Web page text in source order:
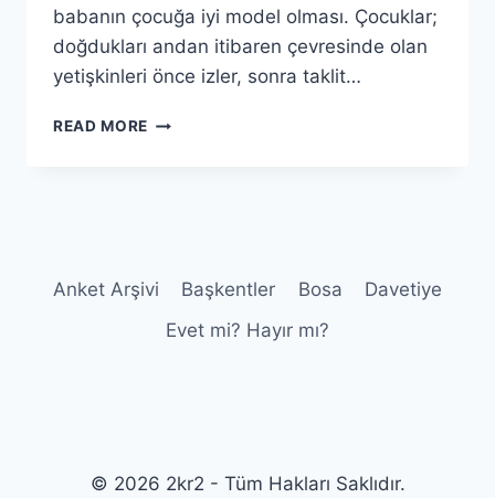
babanın çocuğa iyi model olması. Çocuklar;
doğdukları andan itibaren çevresinde olan
yetişkinleri önce izler, sonra taklit…
READ MORE 6
Anket Arşivi Başkentler Bosa
Davetiye
Evet mi? Hayır mı?
© 2026 2kr2 - Tüm Hakları Saklıdır.